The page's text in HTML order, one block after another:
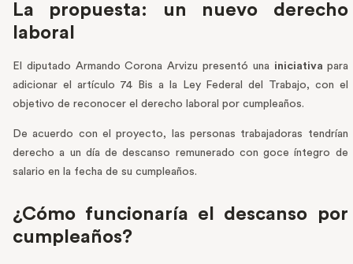
La propuesta: un nuevo derecho
laboral
El diputado Armando Corona Arvizu presentó una iniciativa para
adicionar el artículo 74 Bis a la Ley Federal del Trabajo, con el
objetivo de reconocer el derecho laboral por cumpleaños.
De acuerdo con el proyecto, las personas trabajadoras tendrían
derecho a un día de descanso remunerado con goce íntegro de
salario en la fecha de su cumpleaños.
¿Cómo funcionaría el descanso por
cumpleaños?